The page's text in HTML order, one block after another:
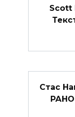
Scott
Стас